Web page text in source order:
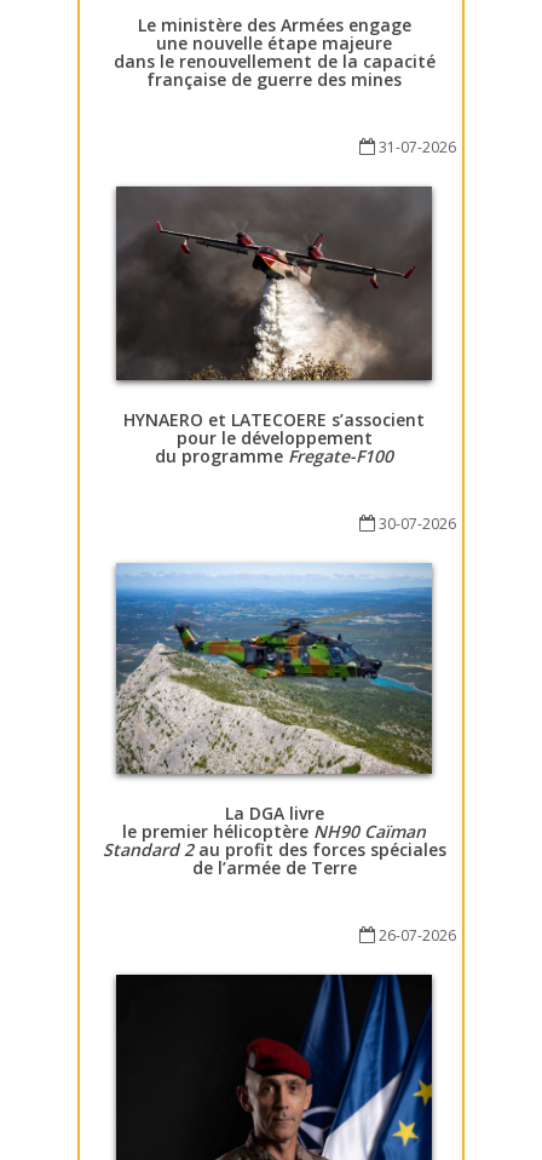
Le ministère des Armées engage
une nouvelle étape majeure
dans le renouvellement de la capacité
française de guerre des mines
31-07-2026
HYNAERO et LATECOERE s’associent
pour le développement
du programme Fregate-F100
30-07-2026
La DGA livre
le premier hélicoptère NH90 Caïman
Standard 2au profit des forces spéciales
de l’armée de Terre
26-07-2026